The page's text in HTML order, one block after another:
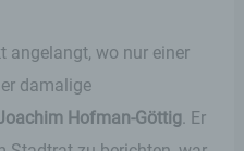
angelangt, wo nur einer
damalige
Hofman-Göttig. Er
(6) eine Internet-
Systems und
und Informationen, die
von Angriffen auf